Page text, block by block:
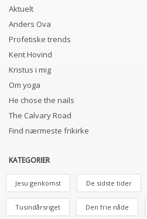
Aktuelt
Anders Ova
Profetiske trends
Kent Hovind
Kristus i mig
Om yoga
He chose the nails
The Calvary Road
Find nærmeste frikirke
KATEGORIER
Jesu genkomst De sidste tider
Tusindårsriget Den frie nåde